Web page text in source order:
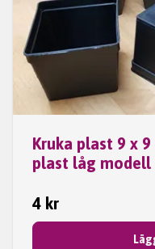
Kruka plast 9 x
plast låg modell
4 kr